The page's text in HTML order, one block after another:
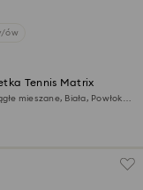
ów
Tennis Matrix
mieszane, Biała, Powłoka